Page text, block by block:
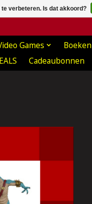
Games Boeken
Cadeaubonnen
verbeteren. Is dat akkoord?